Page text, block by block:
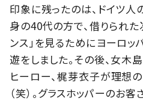
印象に残ったのは、ドイツ人
身の40代の方で、借りられた
ンス」を見るためにヨーロ
遊をしました。その後、女
ヒーロー、梶芽衣子が理想
（笑）。グラスホッパーのお